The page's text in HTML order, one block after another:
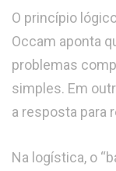
O princípio
Occam aponta
problemas
simples. Em
a resposta para
Na logística, o